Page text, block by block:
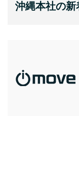
沖縄本社の新